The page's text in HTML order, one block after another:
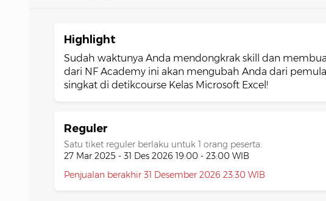
Highlight
Sudah waktunya Anda mendongkrak skill dan
dari NF Academy ini akan mengubah Anda dari
singkat di detikcourse Kelas Microsoft Excel!
Reguler
Satu tiket reguler berlaku untuk 1 orang peserta.
27 Mar 2025 - 31 Des 2026 19:00 - 23:00 WIB
Penjualan berakhir 31 Desember 2026 23:30 WIB